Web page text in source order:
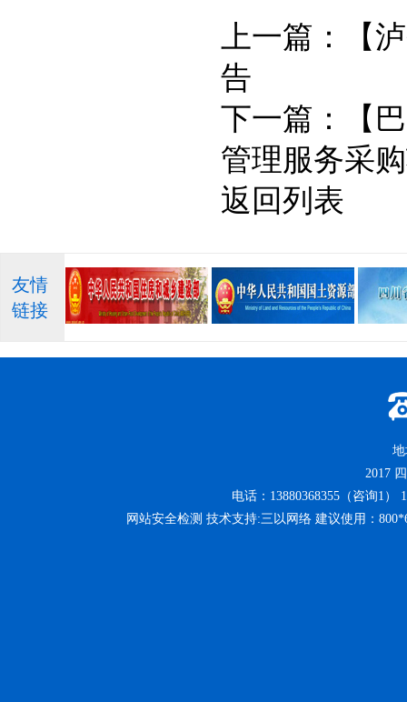
上一篇：
【
告
下一篇：
【
管理服务采
返回列表
友情
链接
2017
电话：13880368355（咨询1）
网站安全检测 技术支持:三以网络 建议使用：